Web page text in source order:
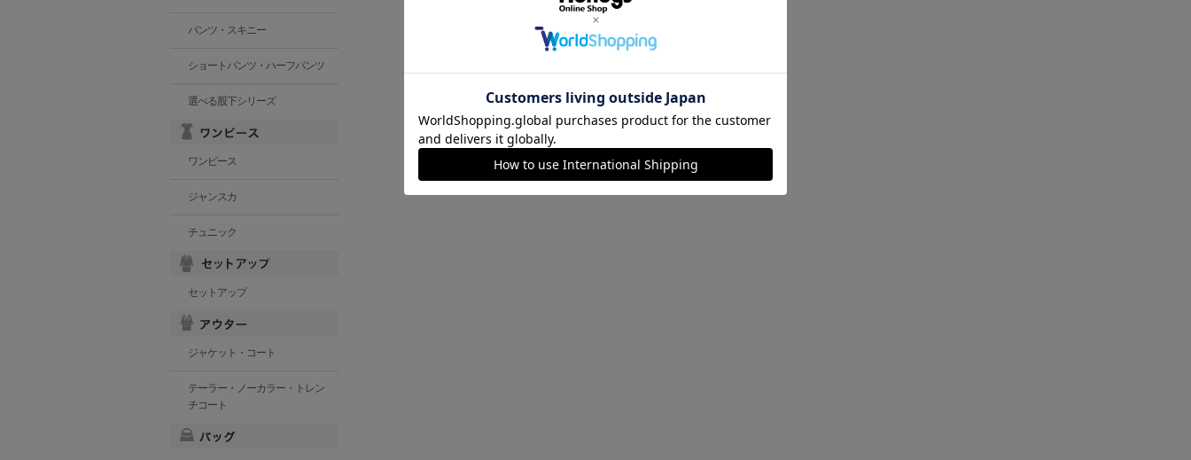
パンツ・スキニー
ショートパンツ・ハーフパンツ
選べる股下シリーズ
ワンピース
ジャンスカ
チュニック
セットアップ
ジャケット・コート
テーラー・ノーカラー・トレン
チコート